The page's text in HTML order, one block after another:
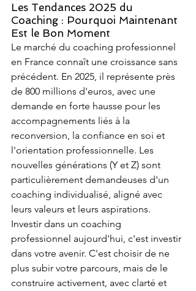
Les Tendances 2025 du
Coaching : Pourquoi Maintenant
Est le Bon Moment
Le marché du coaching professionnel
en France connaît une croissance sans
précédent. En 2025, il représente près
de 800 millions d'euros, avec une
demande en forte hausse pour les
accompagnements liés à la
reconversion, la confiance en soi et
l'orientation professionnelle. Les
nouvelles générations (Y et Z) sont
particulièrement demandeuses d'un
coaching individualisé, aligné avec
leurs valeurs et leurs aspirations.
Investir dans un coaching
professionnel aujourd'hui, c'est investir
dans votre avenir. C'est choisir de ne
plus subir votre parcours, mais de le
construire activement, avec clarté et